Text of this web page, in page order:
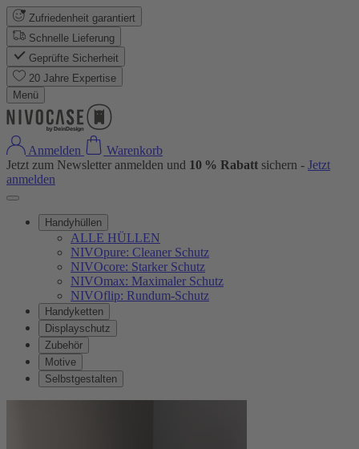
Zufriedenheit garantiert
Schnelle Lieferung
Geprüfte Sicherheit
20 Jahre Expertise
Menü
Anmelden
Warenkorb
Jetzt zum Newsletter anmelden und 10 % Rabatt sichern - Jetzt
anmelden
Handyhüllen
ALLE HÜLLEN
NIVOpure: Cleaner Schutz
NIVOcore: Starker Schutz
NIVOmax: Maximaler Schutz
NIVOflip: Rundum-Schutz
Handyketten
Displayschutz
Zubehör
Motive
Selbstgestalten